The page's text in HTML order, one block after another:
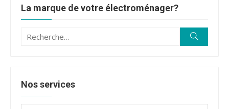
La marque de votre électroménager?
Recherche
Nos services